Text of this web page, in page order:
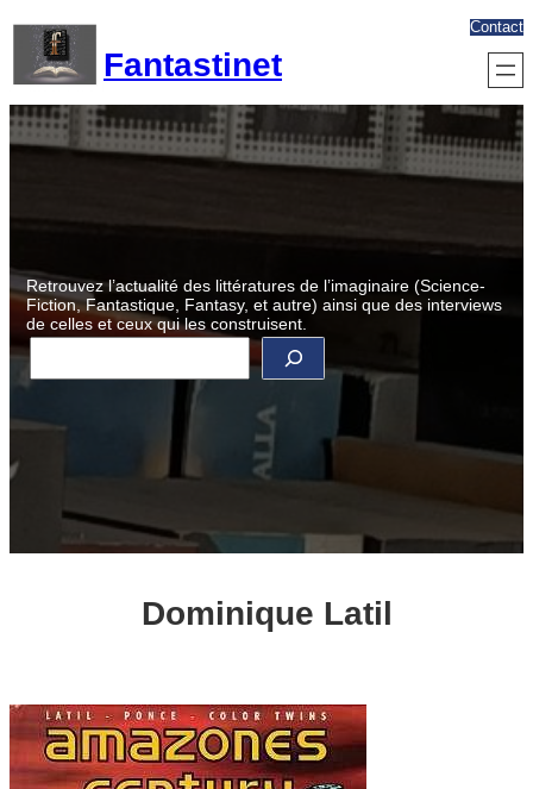
contenu
Fantastinet
Contact
Retrouvez l’actualité des littératures de l’imaginaire (Science-
Fiction, Fantastique, Fantasy, et autre) ainsi que des interviews
de celles et ceux qui les construisent.
R
e
c
e
Dominique Latil